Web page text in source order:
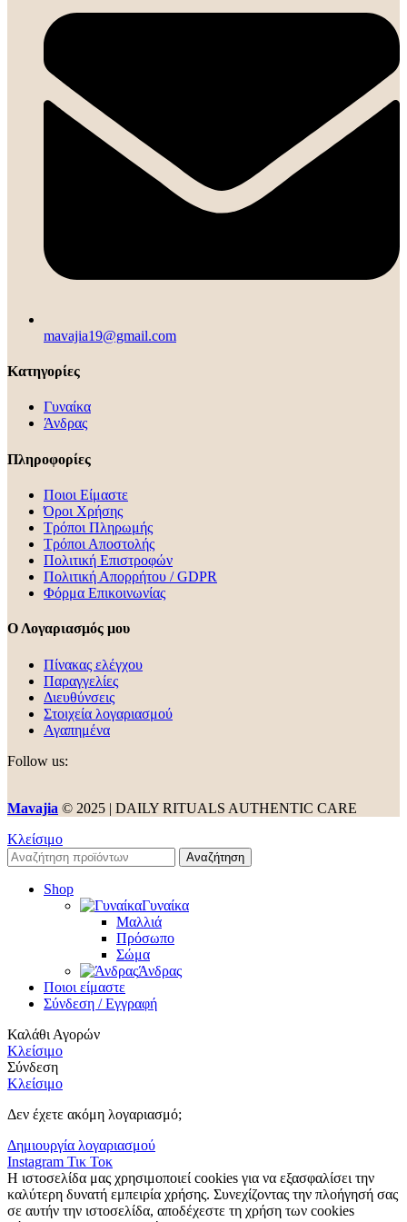
mavajia19@gmail.com
Κατηγορίες
Γυναίκα
Άνδρας
Πληροφορίες
Ποιοι Είμαστε
Όροι Χρήσης
Τρόποι Πληρωμής
Τρόποι Αποστολής
Πολιτική Επιστροφών
Πολιτική Απορρήτου / GDPR
Φόρμα Επικοινωνίας
Ο Λογαριασμός μου
Πίνακας ελέγχου
Παραγγελίες
Διευθύνσεις
Στοιχεία λογαριασμού
Αγαπημένα
Follow us:
Mavajia © 2025 | DAILY RITUALS AUTHENTIC CARE
Κλείσιμο
Αναζήτηση
Shop
Γυναίκα
Μαλλιά
Πρόσωπο
Σώμα
Άνδρας
Ποιοι είμαστε
Σύνδεση / Εγγραφή
Καλάθι Αγορών
Κλείσιμο
Σύνδεση
Κλείσιμο
Δεν έχετε ακόμη λογαριασμό;
Δημιουργία λογαριασμού
Instagram Τικ Τοκ
Η ιστοσελίδα μας χρησιμοποιεί cookies για να εξασφαλίσει την
καλύτερη δυνατή εμπειρία χρήσης. Συνεχίζοντας την πλοήγησή σας
σε αυτήν την ιστοσελίδα, αποδέχεστε τη χρήση των cookies